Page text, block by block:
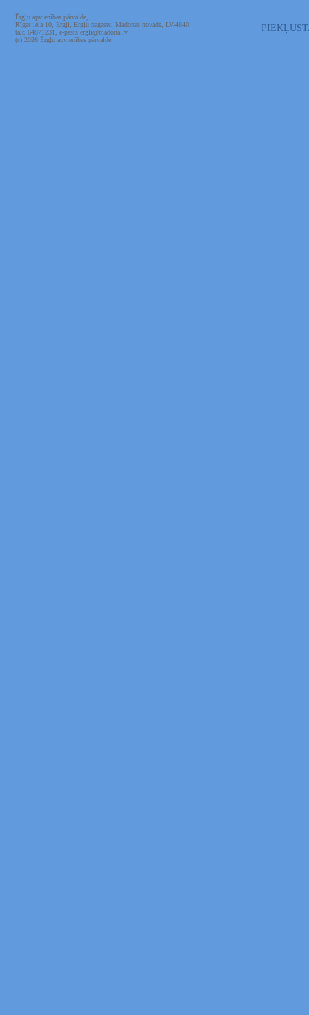
Ērgļu apvienības pārvalde,
Rīgas iela 10, Ērgļi, Ērgļu pagasts, Madonas novads, LV-4840,
tālr. 64871231, e-pasts ergli@madona.lv
(c) 2026 Ērgļu apvienības pārvalde